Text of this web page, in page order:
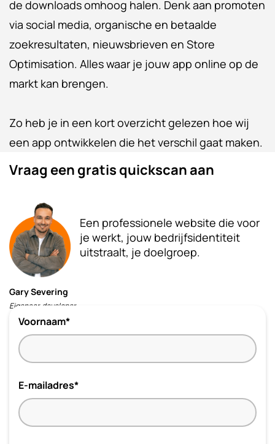
de downloads omhoog halen. Denk aan promoten
via social media, organische en betaalde
zoekresultaten, nieuwsbrieven en Store
Optimisation. Alles waar je jouw app online op de
markt kan brengen.
Zo heb je in een kort overzicht gelezen hoe wij
een app ontwikkelen die het verschil gaat maken.
Gary Severing
Eigenaar, developer
Vraag een gratis quickscan aan
Een professionele website die voor
je werkt, jouw bedrijfsidentiteit
uitstraalt, je doelgroep.
Voornaam*
E-mailadres*